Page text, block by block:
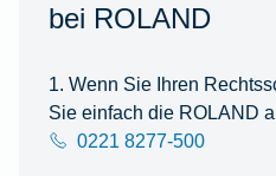
bei ROLAND
1. Wenn Sie Ihren
Sie einfach die ROLAND
0221 8277-500